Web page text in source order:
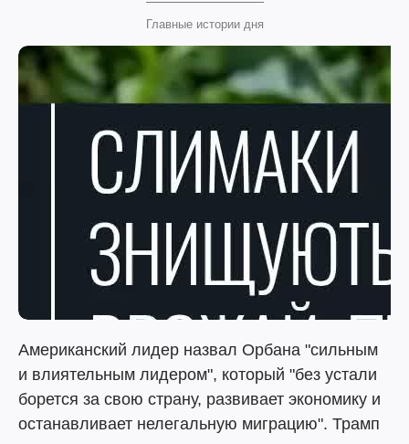
Главные истории дня
Американский лидер назвал Орбана "сильным
и влиятельным лидером", который "без устали
борется за свою страну, развивает экономику и
останавливает нелегальную миграцию". Трамп